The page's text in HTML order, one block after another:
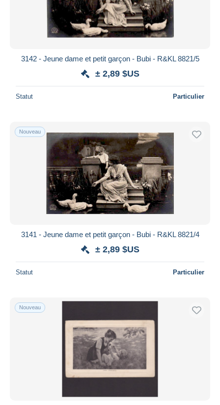
3142 - Jeune dame et petit garçon - Bubi - R&KL 8821/5
± 2,89 $US
Statut Particulier
Nouveau
3141 - Jeune dame et petit garçon - Bubi - R&KL 8821/4
± 2,89 $US
Statut Particulier
Nouveau